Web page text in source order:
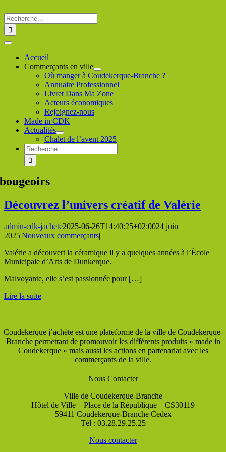
au
contenu
Rechercher
:
Toggle
NavigationAccueil
Commerçants en ville
Où manger à Coudekerque-Branche ?
Annuaire Professionnel
Livret Dans Ma Zone
Acteurs économiques
Rejoignez-nous
Made in CDK
Actualités
Chalet de l’avent 2025
Rechercher
:
bougeoirs
Découvrez l’univers créatif de Valérie
admin-cdk-jachete2025-06-26T14:40:25+02:0024 juin
2025|Nouveaux commerçants|
Valérie a découvert la céramique il y a quelques années à l’École
Municipale d’Arts de Dunkerque.
Malvoyante, elle s’est passionnée pour […]
Lire la suite
Coudekerque j’achète est une plateforme de la ville de Coudekerque-
Branche permettant de promouvoir les différents produits « made in
Coudekerque » mais aussi les actions en partenariat avec les
commerçants de la ville.
Nous Contacter
Ville de Coudekerque-Branche
Hôtel de Ville – Place de la République – CS30119
59411 Coudekerque-Branche Cedex
Tél : 03.28.29.25.25
Nous contacter